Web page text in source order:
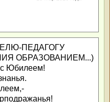
ПЕДАГОГУ
ОБРАЗОВАНИЕМ...)
с Юбилеем!